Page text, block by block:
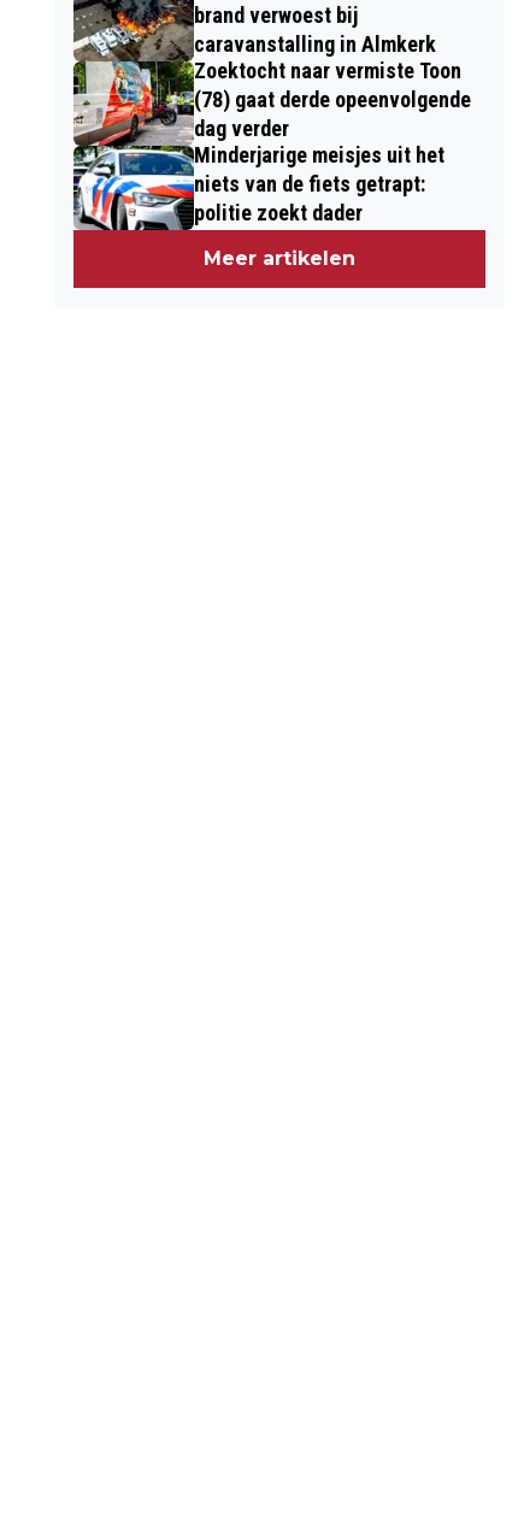
brand verwoest bij
caravanstalling in Almkerk
Zoektocht naar vermiste Toon
(78) gaat derde opeenvolgende
dag verder
Minderjarige meisjes uit het
niets van de fiets getrapt:
politie zoekt dader
Meer artikelen